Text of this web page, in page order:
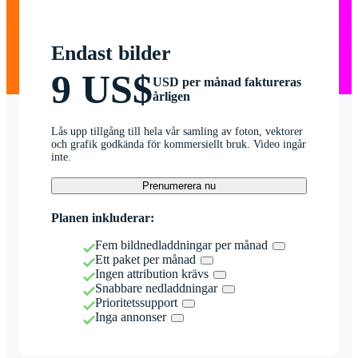
Endast bilder
9 US$USD per månad faktureras
årligen
Lås upp tillgång till hela vår samling av foton, vektorer
och grafik godkända för kommersiellt bruk. Video ingår
inte.
Prenumerera nu
Planen inkluderar:
Fem bildnedladdningar per månad
Ett paket per månad
Ingen attribution krävs
Snabbare nedladdningar
Prioritetssupport
Inga annonser